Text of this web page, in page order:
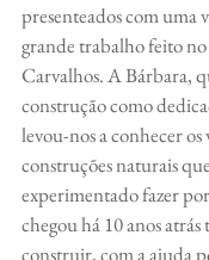
presenteados com uma
grande trabalho feito
Carvalhos. A Bárbara,
construção como
levou-nos a conhecer os
construções naturais
experimentado fazer
chegou há 10 anos
construir, com a ajuda